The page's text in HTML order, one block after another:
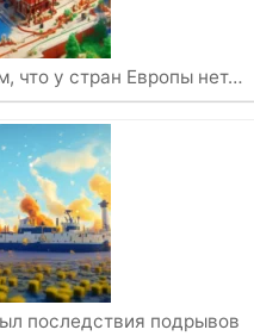
что у стран Европы нет…
последствия подрывов